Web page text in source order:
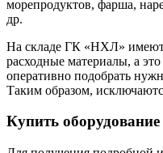
морепродуктов, фарша,
др.
На складе ГК «НХЛ»
расходные материалы, а
оперативно подобрать
Таким образом,
Купить оборудование